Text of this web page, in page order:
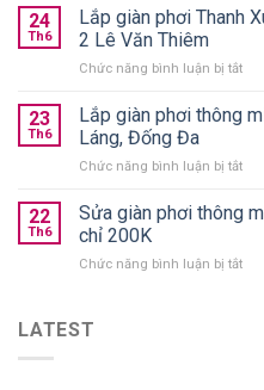
treo
từ
phơi
gấp
nên
nào
24
Th6
Lắp giàn phơi Thanh
2 Lê Văn Thiêm
Chức năng bình luận bị tắtở
số
23
Th6
Lắp giàn phơi thông
Láng, Đống Đa
Chức năng bình luận bị tắtở
phơi
22
Th6
Sửa giàn phơi thông
chỉ 200K
Chức năng bình luận bị tắtở
LATEST